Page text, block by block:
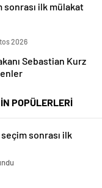
sonrası ilk mülakat
2026
Sebastian Kurz
POPÜLERLERİ
sonrası ilk